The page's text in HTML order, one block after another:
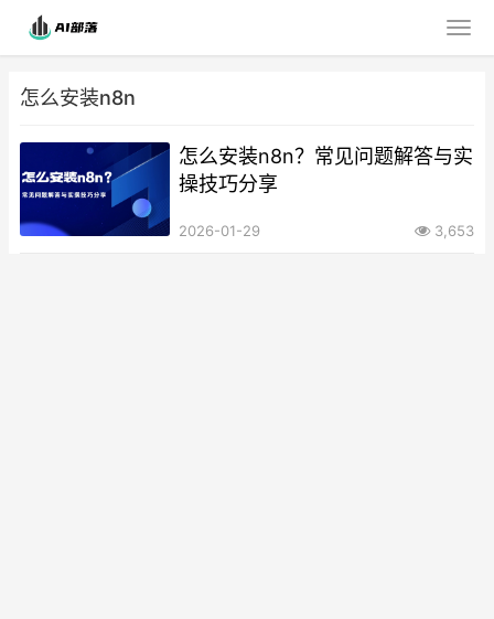
怎么安装n8n
怎么安装n8n？常见问题解答与实
操技巧分享
2026-01-29 3,653